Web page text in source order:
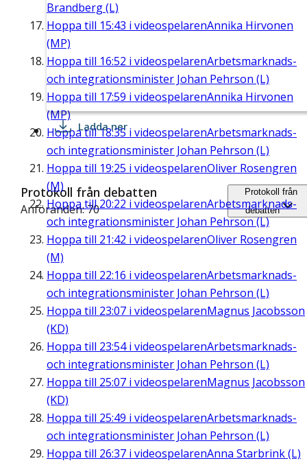
Brandberg (L)
Hoppa till 15:43 i videospelarenAnnika Hirvonen
(MP)
Hoppa till 16:52 i videospelarenArbetsmarknads-
och integrationsminister Johan Pehrson (L)
Hoppa till 17:59 i videospelarenAnnika Hirvonen
(MP)
Hoppa till18:35 i videospelarenArbetsmarknads-
och integrationsminister Johan Pehrson (L)
Hoppa till 19:25 i videospelarenOliver Rosengren
(M)
Hoppa till20:22 i videospelarenArbetsmarknads-
och integrationsminister Johan Pehrson (L)
Hoppa till 21:42 i videospelarenOliver Rosengren
(M)
Hoppa till 22:16 i videospelarenArbetsmarknads-
och integrationsminister Johan Pehrson (L)
Hoppa till 23:07 i videospelarenMagnus Jacobsson
(KD)
Hoppa till 23:54i videospelarenArbetsmarknads-
och integrationsminister Johan Pehrson (L)
Hoppa till 25:07 i videospelarenMagnus Jacobsson
(KD)
Hoppa till 25:49 i videospelarenArbetsmarknads-
och integrationsminister Johan Pehrson (L)
Hoppa till 26:37 i videospelarenAnna Starbrink (L)
Ladda ner
Protokoll från debatten
Anföranden: 70
Protokoll från
debatten